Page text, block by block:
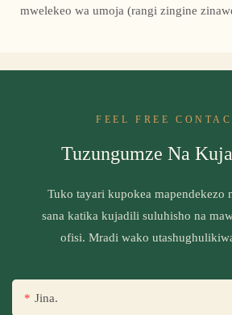
mwelekeo wa umoja (rangi zingine
FEEL FREE
Tuzungumze Na
Tuko tayari kupokea mapendekezo
sana katika kujadili suluhisho na
ofisi. Mradi wako
Jina.